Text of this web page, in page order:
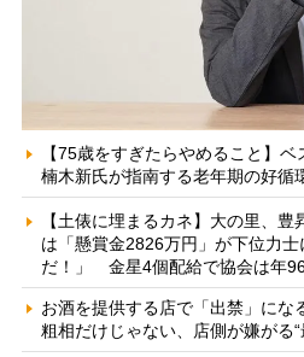
【75歳をすぎたらやめること】
楠木新氏が指南する老年期の好循
【土俵に埋まるカネ】大の里、
は「懸賞金2826万円」が下位力
だ！」 金星4個配給で協会は年
お酒を提供する店で「出禁」に
粗相だけじゃない、店側が嫌がる“